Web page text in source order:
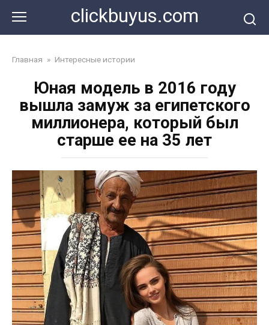
контенту
clickbuyus.com
Главная » Интересные истории
Юная модель в 2016 году
вышла замуж за египетского
миллионера, который был
старше ее на 35 лет